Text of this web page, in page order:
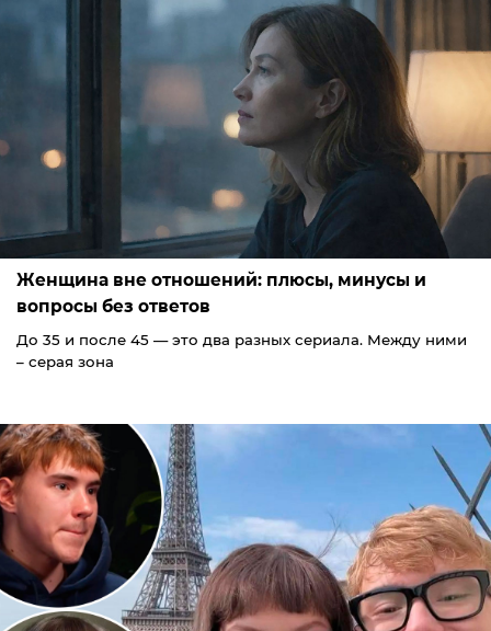
Женщина вне отношений: плюсы, минусы и
вопросы без ответов
До 35 и после 45 — это два разных сериала. Между ними
– серая зона